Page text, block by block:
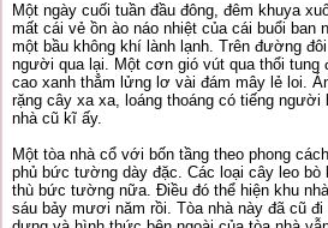
Một ngày cuối tuần đầu đông, đêm khuya
mất cái vẻ ồn ào náo nhiệt của cái buổi ban
một bầu không khí lành lạnh. Trên đường
người qua lại. Một cơn gió vút qua thổi tung
cao xanh thẳm lửng lơ vài đám mây lẻ loi.
rặng cây xa xa, loáng thoáng có tiếng người
nhà cũ kĩ ấy.
Một tòa nhà cổ với bốn tầng theo phong
phủ bức tường dày đặc. Các loại cây leo bò
thù bức tường nữa. Điều đó thể hiện khu
sáu bảy mươi năm rồi. Tòa nhà này đã cũ